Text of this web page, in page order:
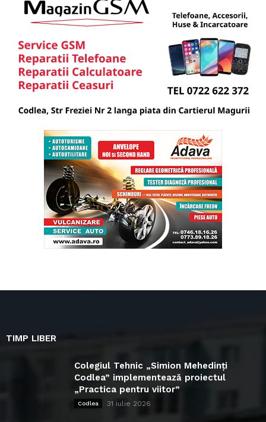
TIMP LIBER
Colegiul Tehnic „Simion Mehedinți
Codlea” implementează proiectul
„Practica pentru viitor”
Codlea 31 iulie 2026